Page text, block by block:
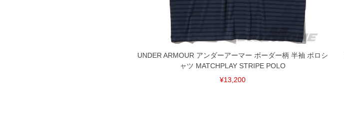
UNDER ARMOUR アンダーアーマー ボーダー柄 半袖 ポロシ
ャツ MATCHPLAY STRIPE POLO
¥13,200